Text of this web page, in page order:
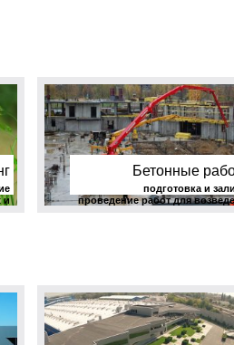
и
Бетонные
подготовка и
проведение работ для